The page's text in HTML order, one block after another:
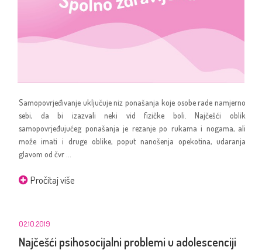
Samopovrjeđivanje uključuje niz ponašanja koje osobe rade namjerno
sebi, da bi izazvali neki vid fizičke boli. Najčešći oblik
samopovrjeđujućeg ponašanja je rezanje po rukama i nogama, ali
može imati i druge oblike, poput nanošenja opekotina, udaranja
glavom od čvr ...
Pročitaj više
02.10.2019
Najčešći psihosocijalni problemi u adolescenciji